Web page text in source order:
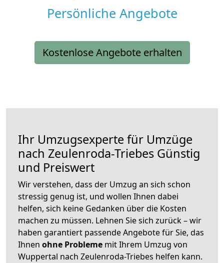
Persönliche Angebote
Kostenlose Angebote erhalten
Ihr Umzugsexperte für Umzüge
nach Zeulenroda-Triebes Günstig
und Preiswert
Wir verstehen, dass der Umzug an sich schon
stressig genug ist, und wollen Ihnen dabei
helfen, sich keine Gedanken über die Kosten
machen zu müssen. Lehnen Sie sich zurück – wir
haben garantiert passende Angebote für Sie, das
Ihnen ohne Probleme mit Ihrem Umzug von
Wuppertal nach Zeulenroda-Triebes helfen kann.